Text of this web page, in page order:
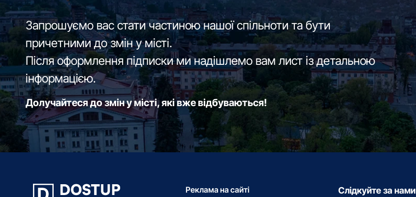
Запрошуємо вас стати частиною нашої спільноти та бути
причетними до змін у місті.
Після оформлення підписки ми надішлемо вам лист із детальною
інформацією.
Долучайтеся до змін у місті, які вже відбуваються!
Реклама на сайті Слідкуйте за нами